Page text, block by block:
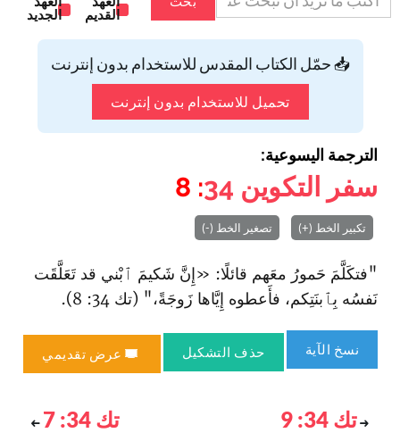
القديم
الجديد
📥 حمّل الكتاب المقدس للاستخدام بدون إنترنت
تحميل للاستخدام بدون إنترنت
الترجمة اليسوعية:
سفر التكوين 34
: 8
تكبير الخط (+) تصغير الخط (-)
"فتكَلَّمَ حَمورُ معَهم قائلًا: «إِنَّ شَكيمَ ٱبْني قد تَعَلَّقَت
نَفسُه بِٱبنَتِكم، فأَعطوه إِيَّاها زَوجَةً،" (تك 34: 8).
نسخ الآية حذف التشكيل عرض تقديمي
تك 34: 9 تك 34: 7